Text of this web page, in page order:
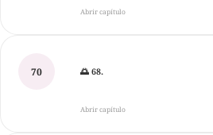
Abrir capítulo
70 🌅 68.
Abrir capítulo